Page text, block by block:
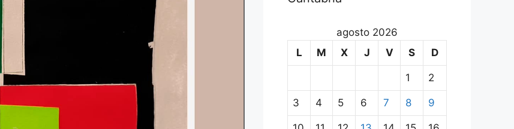
agosto 2026
L
M X J V S D
1 2
3 4 5 6 7 8 9